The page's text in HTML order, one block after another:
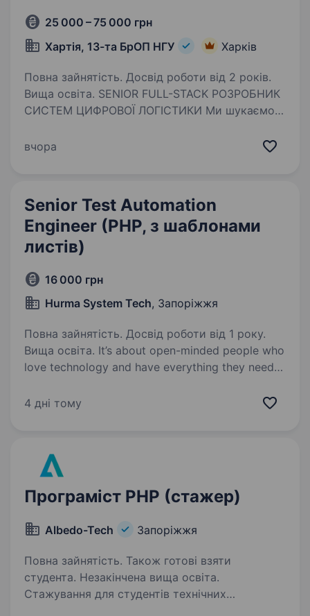
25 000 – 75 000 грн
Хартія, 13-та БрОП НГУ
Харків
Повна зайнятість. Досвід роботи від 2 років.
Вища освіта. SENIOR FULL-STACK РОЗРОБНИК
СИСТЕМ ЦИФРОВОЇ ЛОГІСТИКИ Ми шукаємо
чи ти працював саме з «ідеальним» набором
вчора
Senior Test Automation
Engineer (PHP, з шаблонами
листів)
16 000 грн
Hurma System Tech, Запоріжжя
Повна зайнятість. Досвід роботи від 1 року.
Вища освіта. It’s about open-minded people who
love technology and have everything they need
project trends to develop a web application that
4 дні тому
Програміст PHP (стажер)
Albedo-Tech Запоріжжя
Повна зайнятість. Також готові взяти
студента. Незакінчена вища освіта.
Стажування для студентів технічних